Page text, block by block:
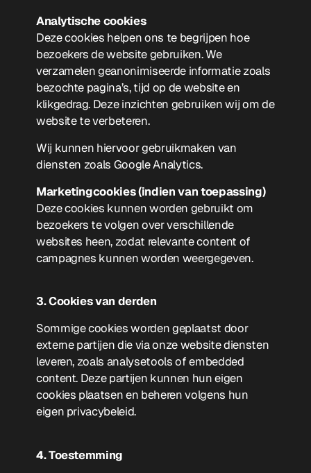
Analytische cookies
Deze cookies helpen ons te begrijpen hoe
bezoekers de website gebruiken. We
verzamelen geanonimiseerde informatie zoals
bezochte pagina’s, tijd op de website en
klikgedrag. Deze inzichten gebruiken wij om de
website te verbeteren.
Wij kunnen hiervoor gebruikmaken van
diensten zoals Google Analytics.
Marketingcookies (indien van toepassing)
Deze cookies kunnen worden gebruikt om
bezoekers te volgen over verschillende
websites heen, zodat relevante content of
campagnes kunnen worden weergegeven.
3. Cookies van derden
Sommige cookies worden geplaatst door
externe partijen die via onze website diensten
leveren, zoals analysetools of embedded
content. Deze partijen kunnen hun eigen
cookies plaatsen en beheren volgens hun
eigen privacybeleid.
4. Toestemming